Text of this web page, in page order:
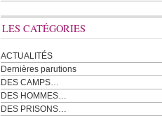
LES CATÉGORIES
ACTUALITÉS
Dernières parutions
DES CAMPS…
DES HOMMES…
DES PRISONS…